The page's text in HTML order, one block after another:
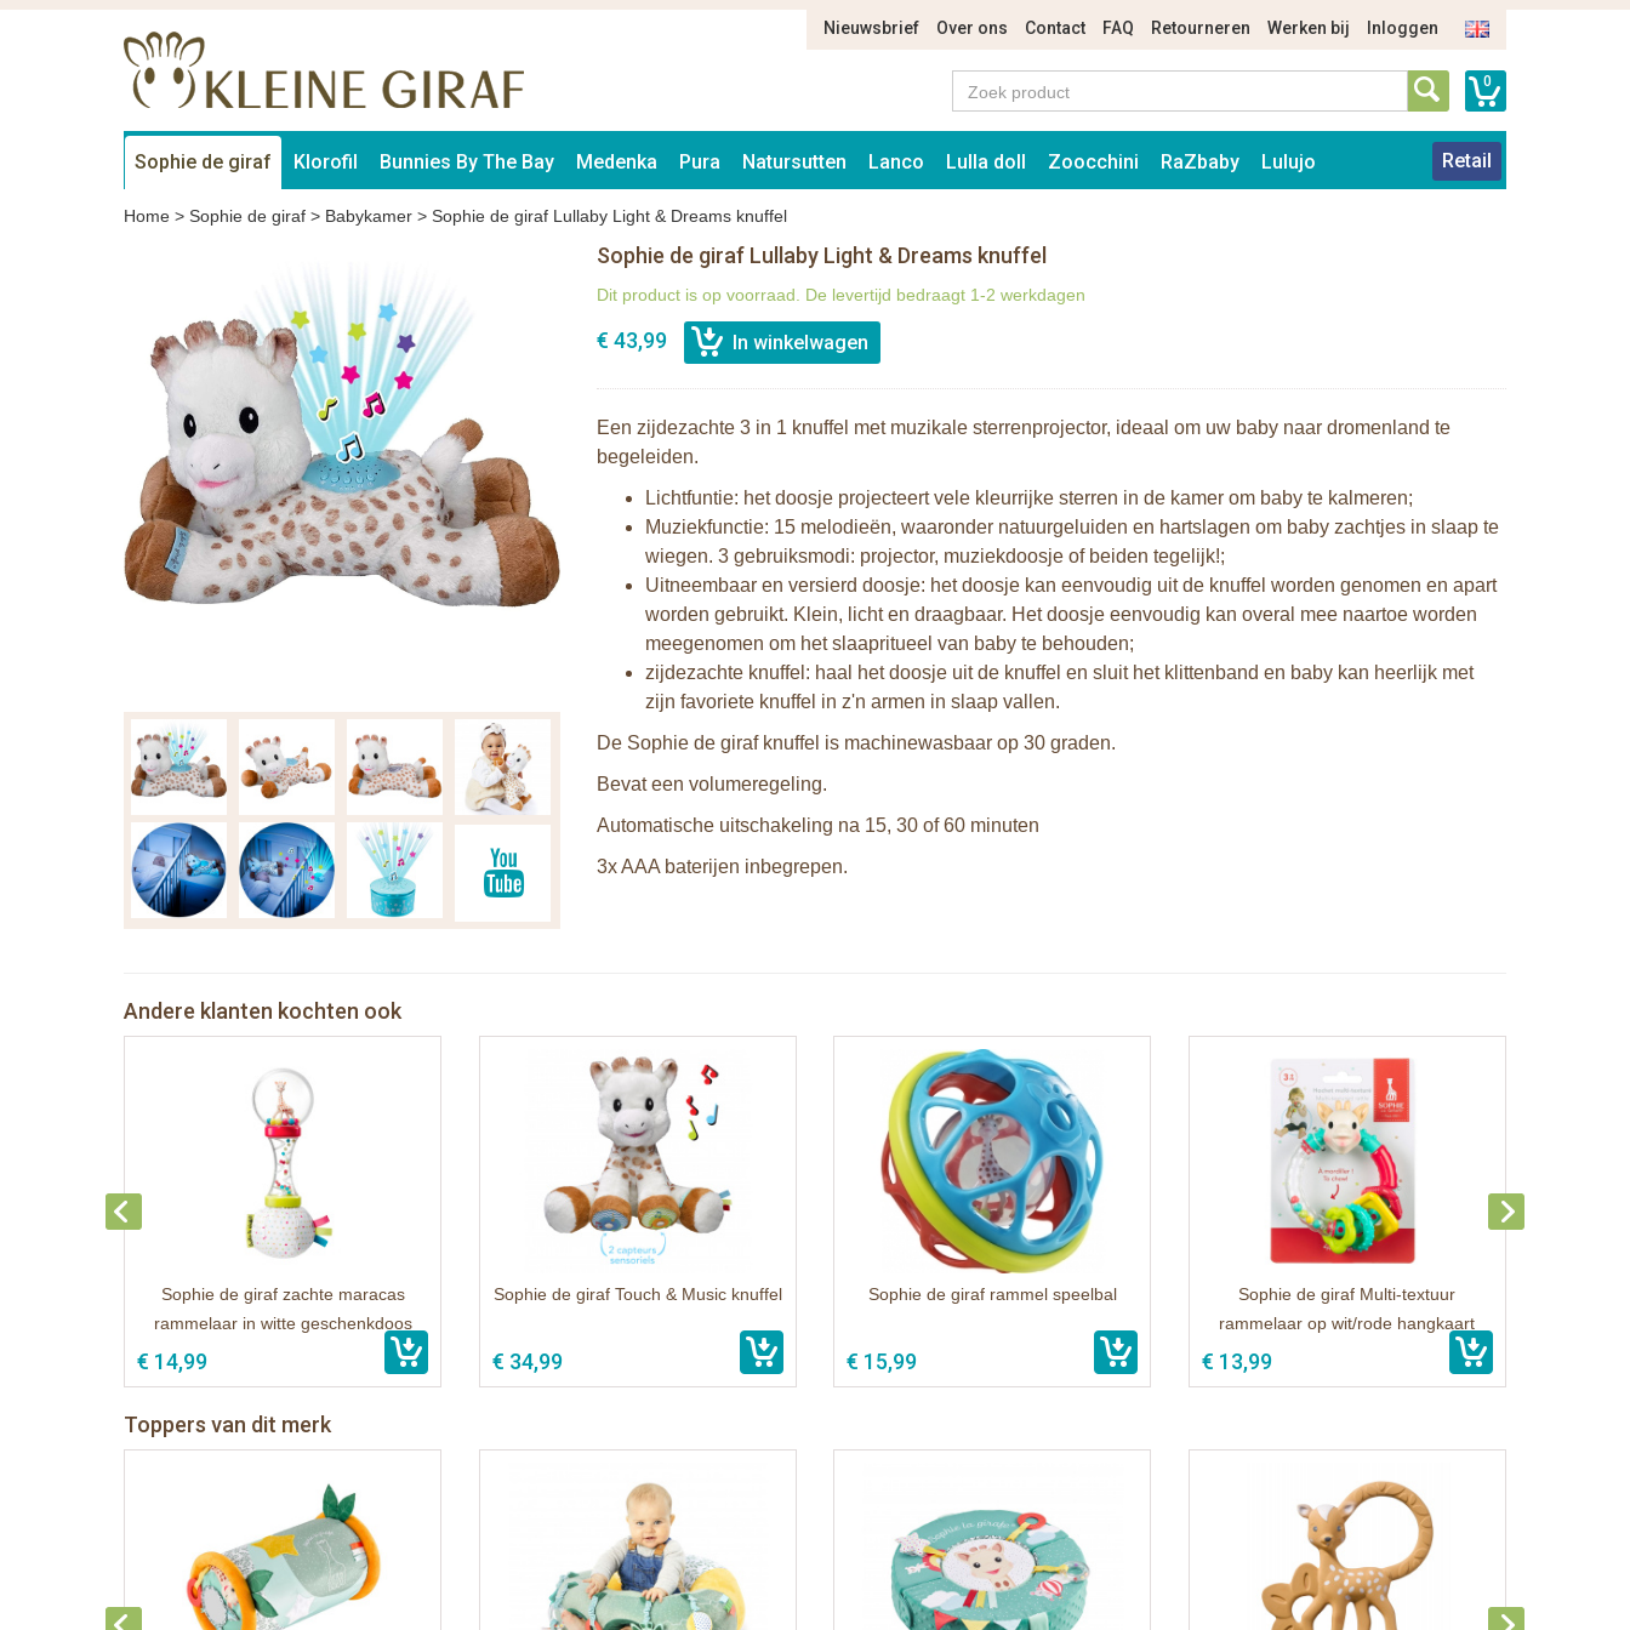
Nieuwsbrief Over ons Contact FAQ Retourneren Werken bij Inloggen
0
Sophie de giraf Klorofil Bunnies By The Bay Medenka Pura Natursutten Lanco Lulla doll Zoocchini RaZbaby Lulujo Retail
Home > Sophie de giraf > Babykamer > Sophie de giraf Lullaby Light & Dreams knuffel
Sophie de giraf Lullaby Light & Dreams knuffel
Dit product is op voorraad. De levertijd bedraagt 1-2 werkdagen
€ 43,99
Een zijdezachte 3 in 1 knuffel met muzikale sterrenprojector, ideaal om uw baby naar dromenland te
begeleiden.
Lichtfuntie: het doosje projecteert vele kleurrijke sterren in de kamer om baby te kalmeren;
Muziekfunctie: 15 melodieën, waaronder natuurgeluiden en hartslagen om baby zachtjes in slaap te
wiegen. 3 gebruiksmodi: projector, muziekdoosje of beiden tegelijk!;
Uitneembaar en versierd doosje: het doosje kan eenvoudig uit de knuffel worden genomen en apart
worden gebruikt. Klein, licht en draagbaar. Het doosje eenvoudig kan overal mee naartoe worden
meegenomen om het slaapritueel van baby te behouden;
zijdezachte knuffel: haal het doosje uit de knuffel en sluit het klittenband en baby kan heerlijk met
zijn favoriete knuffel in z'n armen in slaap vallen.
De Sophie de giraf knuffel is machinewasbaar op 30 graden.
Bevat een volumeregeling.
Automatische uitschakeling na 15, 30 of 60 minuten
3x AAA baterijen inbegrepen.
Andere klanten kochten ook
Sophie de giraf zachte maracas
rammelaar in witte geschenkdoos
€ 14,99
Sophie de giraf Touch & Music knuffel
€ 34,99
Sophie de giraf rammel speelbal
€ 15,99
Sophie de giraf Multi-textuur
rammelaar op wit/rode hangkaart
€ 13,99
Toppers van dit merk